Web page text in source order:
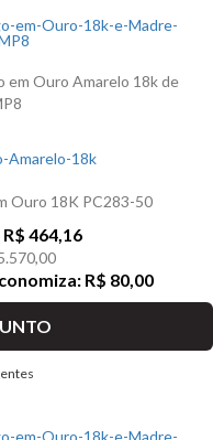
em Ouro Amarelo 18k de
Ouro 18K PC283-50
R$ 464,16
R$ 80,00